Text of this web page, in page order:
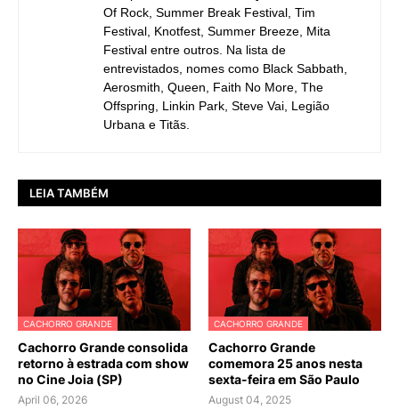
Of Rock, Summer Break Festival, Tim
Festival, Knotfest, Summer Breeze, Mita
Festival entre outros. Na lista de
entrevistados, nomes como Black Sabbath,
Aerosmith, Queen, Faith No More, The
Offspring, Linkin Park, Steve Vai, Legião
Urbana e Titãs.
LEIA TAMBÉM
CACHORRO GRANDE
Cachorro Grande consolida
retorno à estrada com show
no Cine Joia (SP)
April 06, 2026
CACHORRO GRANDE
Cachorro Grande
comemora 25 anos nesta
sexta-feira em São Paulo
August 04, 2025